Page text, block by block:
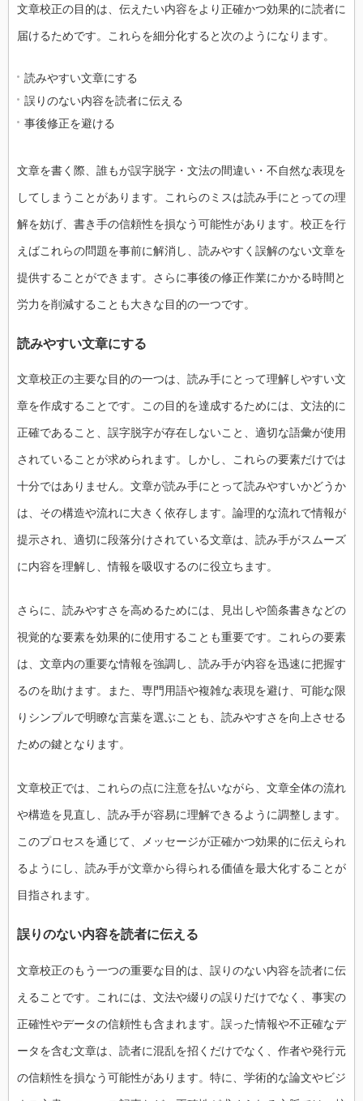
文章校正の目的は、伝えたい内容をより正確かつ効果的に読者に
届けるためです。これらを細分化すると次のようになります。
読みやすい文章にする
誤りのない内容を読者に伝える
事後修正を避ける
文章を書く際、誰もが誤字脱字・文法の間違い・不自然な表現を
してしまうことがあります。これらのミスは読み手にとっての理
解を妨げ、書き手の信頼性を損なう可能性があります。校正を行
えばこれらの問題を事前に解消し、読みやすく誤解のない文章を
提供することができます。さらに事後の修正作業にかかる時間と
労力を削減することも大きな目的の一つです。
読みやすい文章にする
文章校正の主要な目的の一つは、読み手にとって理解しやすい文
章を作成することです。この目的を達成するためには、文法的に
正確であること、誤字脱字が存在しないこと、適切な語彙が使用
されていることが求められます。しかし、これらの要素だけでは
十分ではありません。文章が読み手にとって読みやすいかどうか
は、その構造や流れに大きく依存します。論理的な流れで情報が
提示され、適切に段落分けされている文章は、読み手がスムーズ
に内容を理解し、情報を吸収するのに役立ちます。
さらに、読みやすさを高めるためには、見出しや箇条書きなどの
視覚的な要素を効果的に使用することも重要です。これらの要素
は、文章内の重要な情報を強調し、読み手が内容を迅速に把握す
るのを助けます。また、専門用語や複雑な表現を避け、可能な限
りシンプルで明瞭な言葉を選ぶことも、読みやすさを向上させる
ための鍵となります。
文章校正では、これらの点に注意を払いながら、文章全体の流れ
や構造を見直し、読み手が容易に理解できるように調整します。
このプロセスを通じて、メッセージが正確かつ効果的に伝えられ
るようにし、読み手が文章から得られる価値を最大化することが
目指されます。
誤りのない内容を読者に伝える
文章校正のもう一つの重要な目的は、誤りのない内容を読者に伝
えることです。これには、文法や綴りの誤りだけでなく、事実の
正確性やデータの信頼性も含まれます。誤った情報や不正確なデ
ータを含む文章は、読者に混乱を招くだけでなく、作者や発行元
の信頼性を損なう可能性があります。特に、学術的な論文やビジ